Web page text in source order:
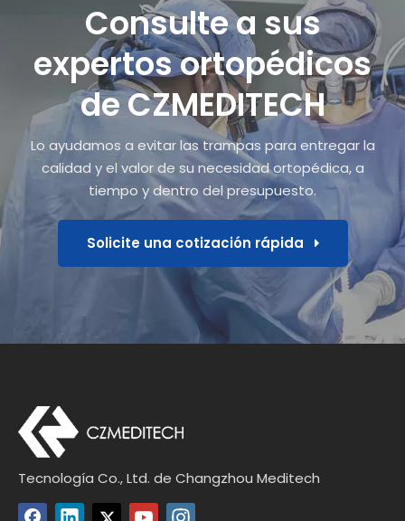
Consulte a sus
expertos ortopédicos
de CZMEDITECH
Lo ayudamos a evitar las trampas para entregar la
calidad y el valor de su necesidad ortopédica, a
tiempo y dentro del presupuesto.
Solicite una cotización rápida
Tecnología Co., Ltd. de Changzhou Meditech